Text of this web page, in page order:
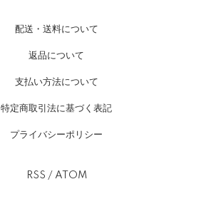
配送・送料について
返品について
支払い方法について
特定商取引法に基づく表記
プライバシーポリシー
RSS / ATOM